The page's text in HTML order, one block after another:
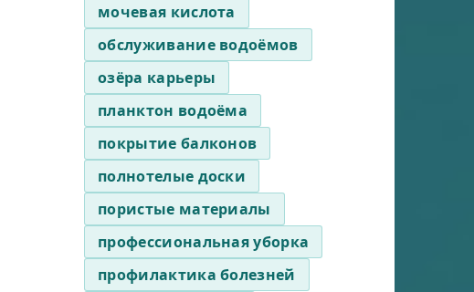
мочевая кислота
обслуживание водоёмов
озёра карьеры
планктон водоёма
покрытие балконов
полнотелые доски
пористые материалы
профессиональная уборка
профилактика болезней